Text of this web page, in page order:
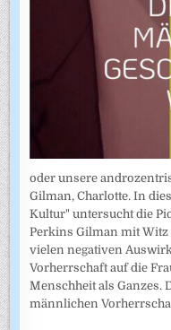
oder unsere
Gilman, Charlotte. In
Kultur" untersucht die
Perkins Gilman mit
vielen negativen
Vorherrschaft auf die
Menschheit als Ganzes.
männlichen